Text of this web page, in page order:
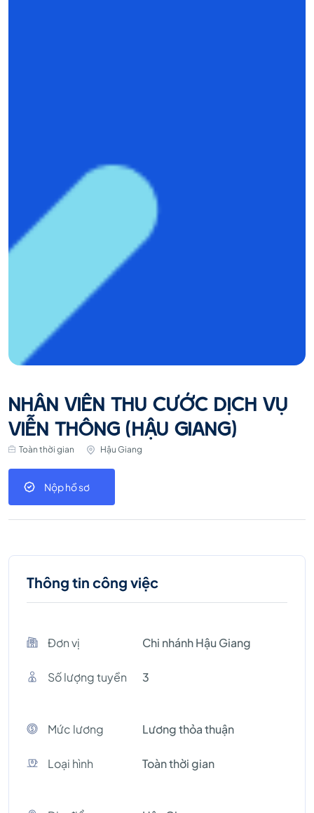
NHÂN VIÊN THU CƯỚC DỊCH VỤ
VIỄN THÔNG (HẬU GIANG)
Toàn thời gian Hậu Giang
Nộp hồ sơ
Thông tin công việc
Đơn vị Chi nhánh Hậu Giang
Số lượng tuyền 3
Mức lương Lương thỏa thuận
Loại hình Toàn thời gian